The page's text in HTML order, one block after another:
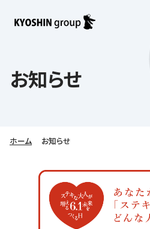
会社案内
教育理念
社長挨拶
会社概要／組織図
学びの成果
学習塾について
サステナビリティ
お客さま満足度向上の取り組み
株主・投資家向け情報
株主・投資家向け情報
採用情報
お知らせ
ホーム お知らせ